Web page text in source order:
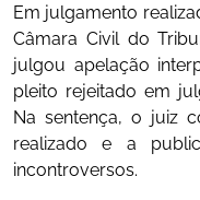
Em julgamento
Câmara Civil do
julgou apelação
pleito rejeitado em
Na sentença, o juiz
realizado e a
incontroversos.